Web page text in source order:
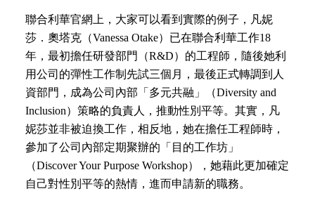
聯合利華官網上，大家可以看到實際的例子，凡妮
莎．奧塔克（Vanessa Otake）已在聯合利華工作18
年，最初擔任研發部門（R&D）的工程師，隨後她利
用公司的彈性工作制先試三個月，最後正式轉調到人
資部門，成為公司內部「多元共融」（Diversity and
Inclusion）策略的負責人，推動性別平等。其實，凡
妮莎並非被迫換工作，相反地，她在擔任工程師時，
參加了公司內部定期聚辦的「目的工作坊」
（Discover Your Purpose Workshop），她藉此更加確定
自己對性別平等的熱情，進而申請新的職務。